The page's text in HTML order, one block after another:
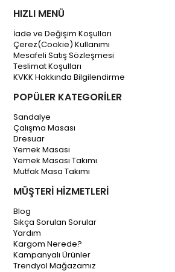
HIZLI MENÜ
İade ve Değişim Koşulları
Çerez(Cookie) Kullanımı
Mesafeli Satış Sözleşmesi
Teslimat Koşulları
KVKK Hakkında Bilgilendirme
POPÜLER KATEGORİLER
Sandalye
Çalışma Masası
Dresuar
Yemek Masası
Yemek Masası Takımı
Mutfak Masa Takımı
MÜŞTERİ HİZMETLERİ
Blog
Sıkça Sorulan Sorular
Yardım
Kargom Nerede?
Kampanyalı Ürünler
Trendyol Mağazamız